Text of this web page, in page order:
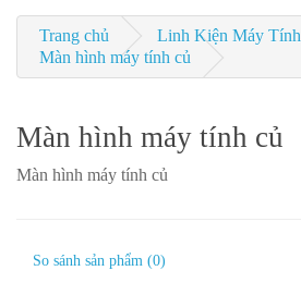
Trang chủ
Linh Kiện Máy Tính
Màn hình máy tính củ
Màn hình máy tính củ
Màn hình máy tính củ
So sánh sản phẩm (0)